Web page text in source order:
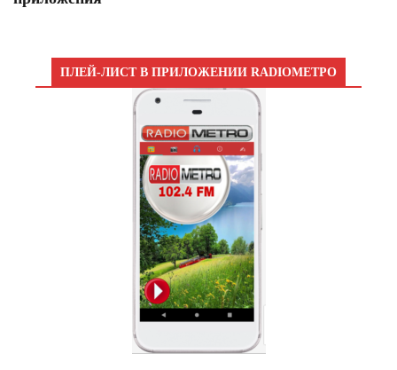
ПЛЕЙ-ЛИСТ В ПРИЛОЖЕНИИ RADIOМЕТРО